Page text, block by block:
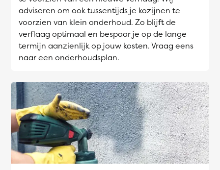
adviseren om ook tussentijds je kozijnen te
voorzien van klein onderhoud. Zo blijft de
verflaag optimaal en bespaar je op de lange
termijn aanzienlijk op jouw kosten. Vraag eens
naar een onderhoudsplan.